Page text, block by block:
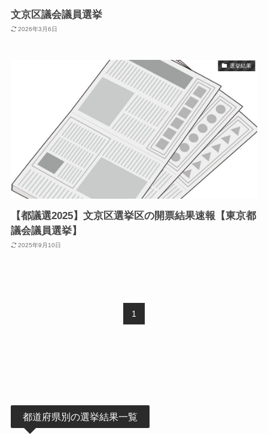
文京区議会議員選挙
2026年3月6日
選挙結果
【都議選2025】文京区選挙区の開票結果速報【東京都
議会議員選挙】
2025年9月10日
1
都道府県別の選挙結果一覧